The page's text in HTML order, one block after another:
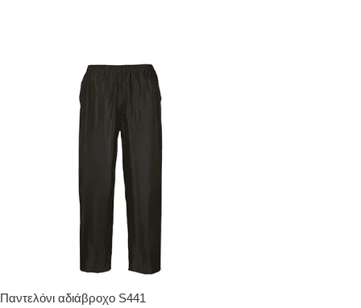
Παντελόνι αδιάβροχο S441